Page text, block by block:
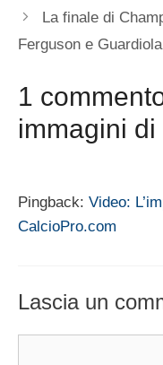
La finale di
Ferguson e Guardiola
1
immagini di
Pingback: Video:
CalcioPro.com
Lascia un